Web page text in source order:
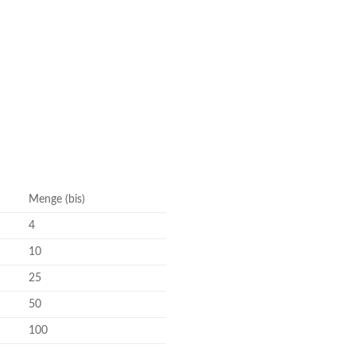
Menge (bis)
4
10
25
50
100